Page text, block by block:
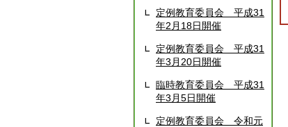
定例教育委員会 平成31
年2月18日開催
定例教育委員会 平成31
年3月20日開催
臨時教育委員会 平成31
年3月5日開催
定例教育委員会 令和元